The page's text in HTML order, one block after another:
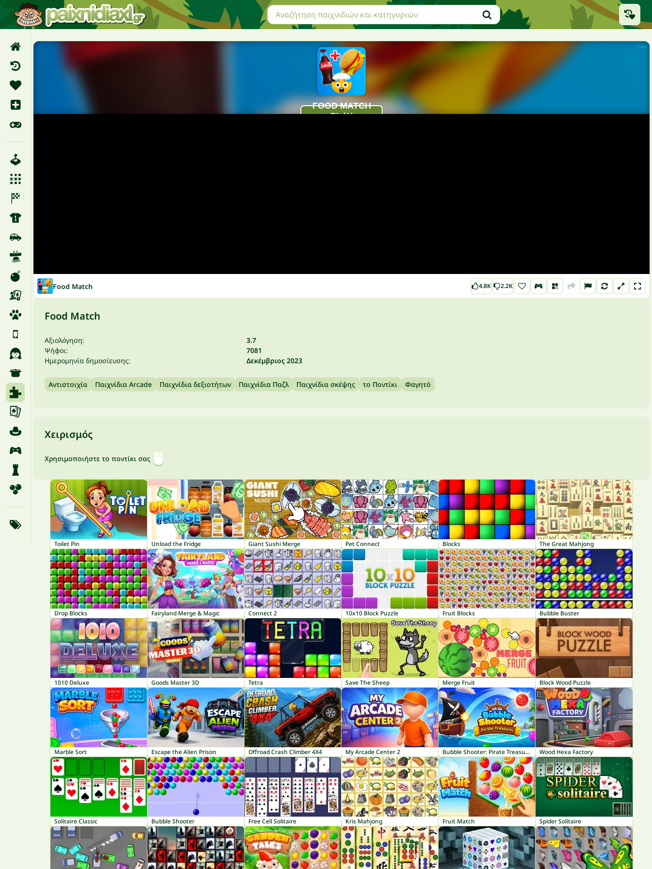
Food Match 4.8K 2.2K
Food Match
Αξιολόγηση:
3.7
Ψήφοι:
7081
Ημερομηνία δημοσίευσης:
Δεκέμβριος 2023
Αντιστοιχία Παιχνίδια Arcade Παιχνίδια δεξιοτήτων Παιχνίδια Παζλ Παιχνίδια σκέψης το Ποντίκι Φαγητό
Χειρισμός
Χρησιμοποιήστε το ποντίκι σας
Toilet Pin Unload the Fridge Giant Sushi Merge Pet Connect Blocks The Great Mahjong
Drop Blocks Fairyland Merge & Magic Connect 2 10x10 Block Puzzle Fruit Blocks Bubble Buster
1010 Deluxe Goods Master 3D Tetra Save The Sheep Merge Fruit Block Wood Puzzle
Marble Sort Escape the Alien Prison Offroad Crash Climber 4X4 My Arcade Center 2 Bubble Shooter: Pirate Treasures Wood Hexa Factory
Solitaire Classic Bubble Shooter Free Cell Solitaire Kris Mahjong Fruit Match Spider Solitaire